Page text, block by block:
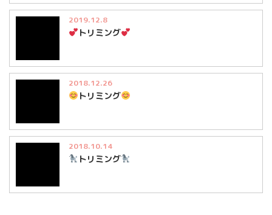
2019.12.8
トリミング
2018.12.26
トリミング
2018.10.14
トリミング